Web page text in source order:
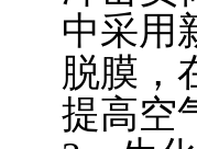
中采用
脱膜，
提高空